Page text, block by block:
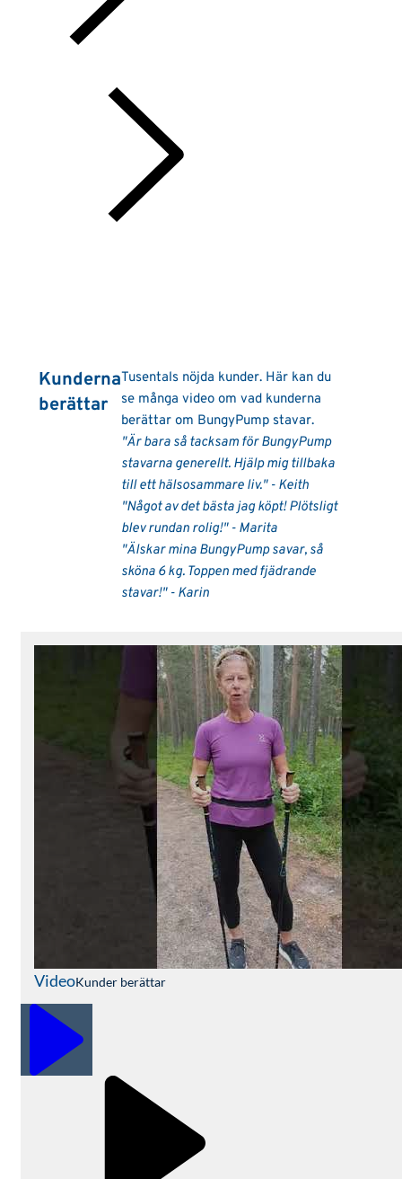
Kunderna
berättar
Tusentals nöjda kunder. Här kan du
se många video om vad kunderna
berättar om BungyPump stavar.
"Är bara så tacksam för BungyPump
stavarna generellt. Hjälp mig tillbaka
till ett hälsosammare liv." - Keith
"Något av det bästa jag köpt! Plötsligt
blev rundan rolig!" - Marita
"Älskar mina BungyPump savar, så
sköna 6 kg. Toppen med fjädrande
stavar!" - Karin
VideoKunder berättar